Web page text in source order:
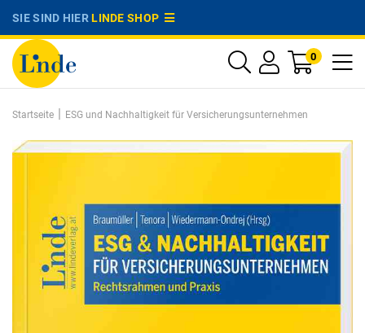
SIE SIND HIERLINDE SHOP
0
Startseite | ESG und Nachhaltigkeit für Versicherungsunternehmen